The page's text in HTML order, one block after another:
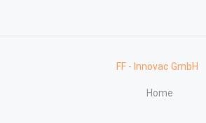
FF - Innovac GmbH
Home